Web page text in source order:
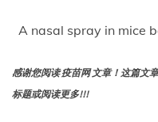
何
现？
A nasal spray in mice
感谢您阅读 疫苗网 文章！这篇文
标题或阅读更多!!!